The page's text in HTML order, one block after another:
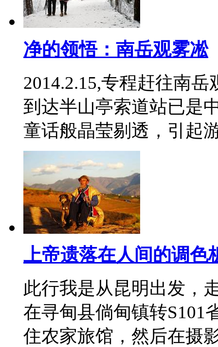
净的领悟：南岳观雾凇
2014.2.15,专程赶往南
到达半山亭索道站已是
童话般晶莹剔透，引
上帝遗落在人间的调色
此行我是从昆明出发，
在寻甸县倘甸镇转S101
住农家旅馆，然后在